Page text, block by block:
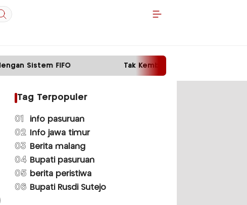
Tak Kembalikan Motor Pinjaman, Pria di Malang
Tag Terpopuler
01 info pasuruan
02 Info jawa timur
03 Berita malang
04 Bupati pasuruan
05 berita peristiwa
06 Bupati Rusdi Sutejo